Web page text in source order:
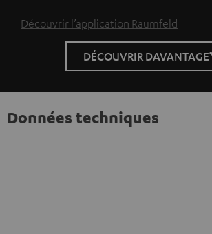
Découvrir l’application Raumfeld
DÉCOUVRIR DAVANTAGE
Données techniques